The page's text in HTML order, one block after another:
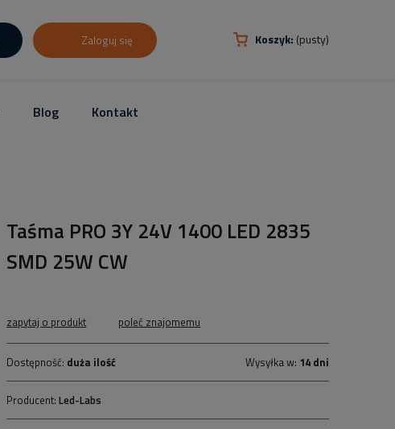
Koszyk: (pusty)
Zaloguj się
Blog Kontakt
Taśma PRO 3Y 24V 1400 LED 2835
SMD 25W CW
zapytaj o produkt poleć znajomemu
Dostępność: duża ilość Wysyłka w: 14 dni
Producent:Led-Labs